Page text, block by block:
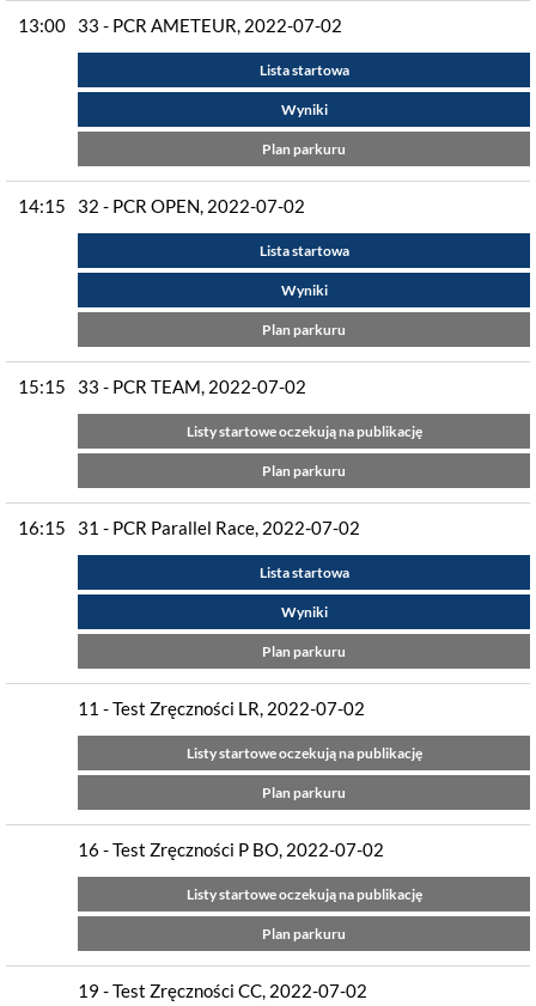
13:00 33 - PCR AMETEUR, 2022-07-02
Lista startowa
Wyniki
Plan parkuru
14:15 32 - PCR OPEN, 2022-07-02
Lista startowa
Wyniki
Plan parkuru
15:15 33 - PCR TEAM, 2022-07-02
Listy startowe oczekują na publikację
Plan parkuru
16:15 31 - PCR Parallel Race, 2022-07-02
Lista startowa
Wyniki
Plan parkuru
11 - Test Zręczności LR, 2022-07-02
Listy startowe oczekują na publikację
Plan parkuru
16 - Test Zręczności P BO, 2022-07-02
Listy startowe oczekują na publikację
Plan parkuru
19 - Test Zręczności CC, 2022-07-02